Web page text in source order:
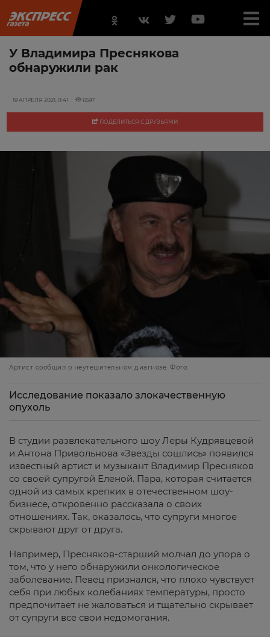
У Владимира Преснякова
обнаружили рак
19 АПРЕЛЯ 2021, 11:41 6597
ПОДЕЛИТЬСЯ С ДРУЗЬЯМИ
Артист сообщил о неутешительном диагнозе. Фото:
Исследование показало злокачественную
опухоль
В студии развлекательного шоу Леры Кудрявцевой
и Антона Привольнова «Звезды сошлись» появился
известный артист и музыкант Владимир Пресняков
со своей супругой Еленой. Пара, которая считается
одной из самых крепких в отечественном шоу-
бизнесе, откровенно рассказала о своих
отношениях. Так, оказалось, что супруги многое
скрывают друг от друга.
Например, Пресняков-старший молчал до упора о
том, что у него обнаружили онкологическое
заболевание. Певец признался, что плохо чувствует
себя при любых колебаниях температуры, просто
предпочитает не жаловаться и тщательно скрывает
от супруги все свои недомогания.